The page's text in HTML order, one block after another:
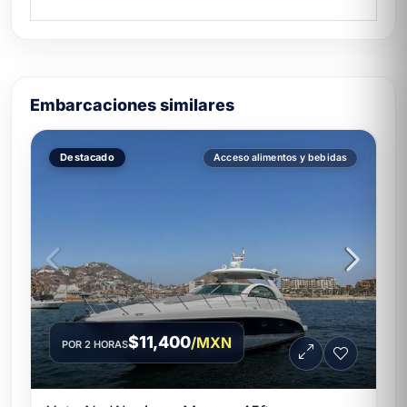
bartender + suite nupcial + terraza con
chef + ceremonia bajo el atardecer del
Aniversarios gastronómicos:ceviche,
guacamole y fruta fresca preparados por
experiencia nocturna.
Pesca con catering:equipo de pesca +
chef que prepara al instante lo que
pesques. Único en la flota Cabo San
Especificaciones técnicas del Sea Beast
Embarcaciones similares
Destacado Acceso alimentos y bebidas
POR 2 HORAS$11,400/MXN